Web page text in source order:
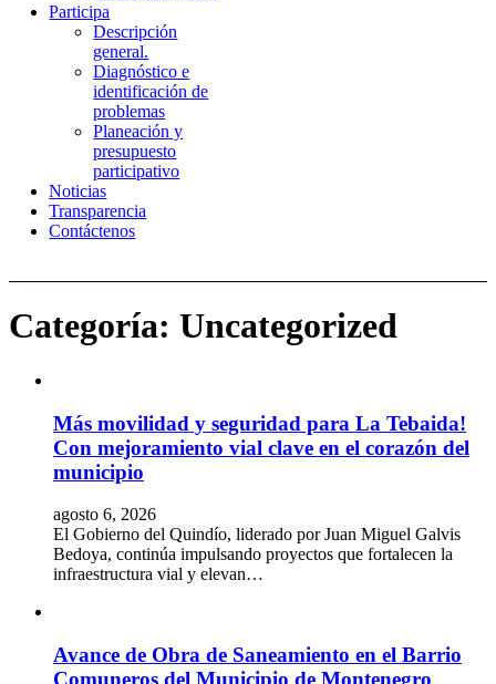
Participa
Descripción
general.
Diagnóstico e
identificación de
problemas
Planeación y
presupuesto
participativo
Noticias
Transparencia
Contáctenos
Categoría: Uncategorized
Más movilidad y seguridad para La Tebaida!
Con mejoramiento vial clave en el corazón del
municipio
agosto 6, 2026
El Gobierno del Quindío, liderado por Juan Miguel Galvis
Bedoya, continúa impulsando proyectos que fortalecen la
infraestructura vial y elevan…
Avance de Obra de Saneamiento en el Barrio
Comuneros del Municipio de Montenegro